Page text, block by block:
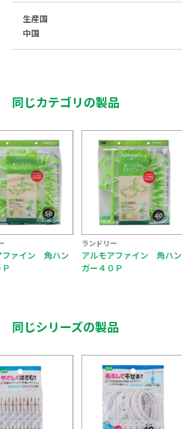
生産国
中国
同じカテゴリの製品
ファイン 角ハン
ランドリー
アルモアファイン 取替用
ピンチ８Ｐ
同じシリーズの製品